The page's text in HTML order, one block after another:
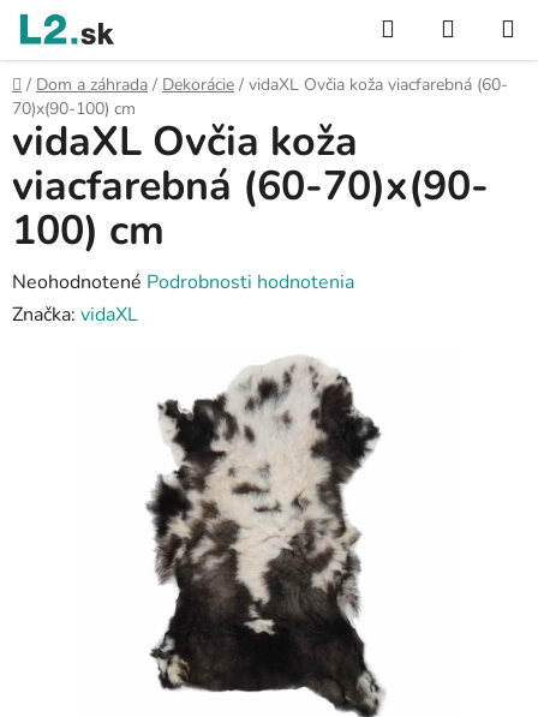
Prejsť
obsah
Hľadať
KOŠÍK
Domov
/ Dom a záhrada / Dekorácie / vidaXL Ovčia koža viacfarebná (60-
70)x(90-100) cm
vidaXL Ovčia koža
viacfarebná (60-70)x(90-
100) cm
Priemerné
hodnotenie
Neohodnotené Podrobnosti hodnotenia
Značka: vidaXL